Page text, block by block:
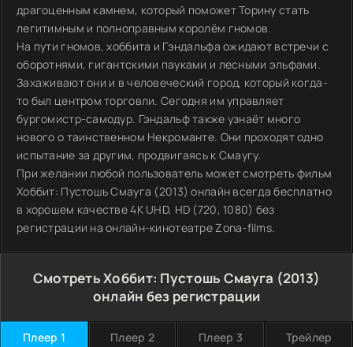
драгоценным камнем, который поможет Торину стать
легитимным и полноправным королём гномов.
На пути гномов, хоббита и Гэндальфа ожидают встречи с
оборотнями, гигантскими пауками и лесными эльфами.
Захаживают они и в человеческий город, который когда-
то был центром торговли. Сегодня им управляет
бургомистр-самодур. Гэндальф также узнаёт много
нового о таинственном Некроманте. Они проходят одно
испытание за другим, продвигаясь к Смаугу.
При желании любой пользователь может смотреть фильм
Хоббит: Пустошь Смауга (2013) онлайн всегда бесплатно
в хорошем качестве 4K UHD, HD (720, 1080) без
регистрации на онлайн-кинотеатре Zona-films.
Смотреть Хоббит: Пустошь Смауга (2013)
онлайн без регистрации
Плеер 1 Плеер 2 Плеер 3 Трейлер